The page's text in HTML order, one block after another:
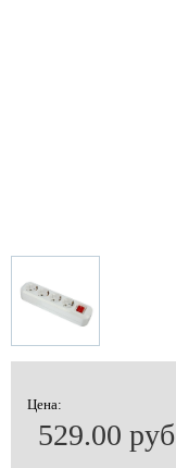
Цена:
529.00 руб